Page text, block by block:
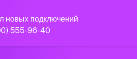
новых подключений
555-96-40